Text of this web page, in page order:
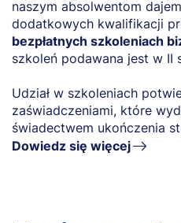
naszym absolwentom
dodatkowych kwalifikacji
bezpłatnych szkoleniach
szkoleń podawana jest w II
Udział w szkoleniach
zaświadczeniami, które
świadectwem ukończenia
Dowiedz się więcej